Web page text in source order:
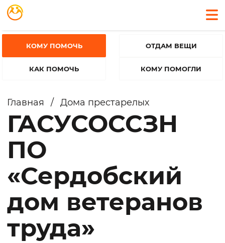
КОМУ ПОМОЧЬ
КАК ПОМОЧЬ
ОТДАМ ВЕЩИ
КОМУ ПОМОГЛИ
Главная / Дома престарелых
ГАСУСОССЗН
ПО
«Сердобский
дом ветеранов
труда»